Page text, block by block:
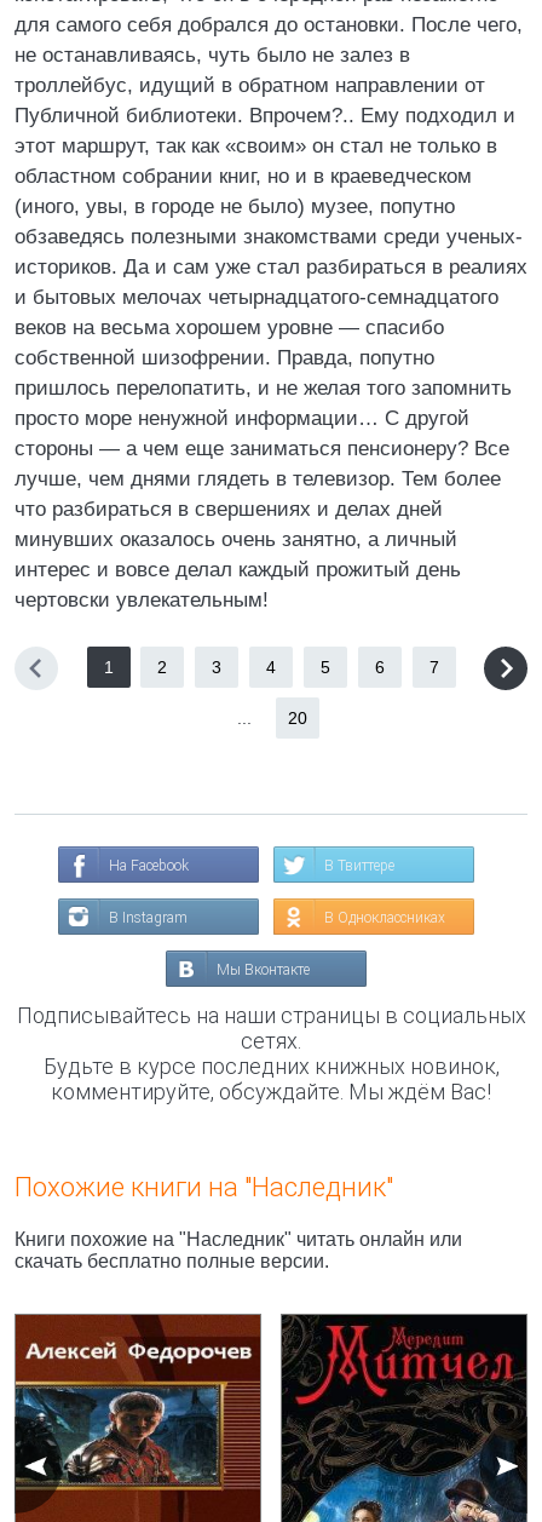
для самого себя добрался до остановки. После чего,
не останавливаясь, чуть было не залез в
троллейбус, идущий в обратном направлении от
Публичной библиотеки. Впрочем?.. Ему подходил и
этот маршрут, так как «своим» он стал не только в
областном собрании книг, но и в краеведческом
(иного, увы, в городе не было) музее, попутно
обзаведясь полезными знакомствами среди ученых-
историков. Да и сам уже стал разбираться в реалиях
и бытовых мелочах четырнадцатого-семнадцатого
веков на весьма хорошем уровне — спасибо
собственной шизофрении. Правда, попутно
пришлось перелопатить, и не желая того запомнить
просто море ненужной информации… С другой
стороны — а чем еще заниматься пенсионеру? Все
лучше, чем днями глядеть в телевизор. Тем более
что разбираться в свершениях и делах дней
минувших оказалось очень занятно, а личный
интерес и вовсе делал каждый прожитый день
чертовски увлекательным!
1 2 3 4 5 6 7
20
На Facebook В Твиттере
В Instagram В Одноклассниках
Мы Вконтакте
Подписывайтесь на наши страницы в социальных
сетях.
Будьте в курсе последних книжных новинок,
комментируйте, обсуждайте. Мы ждём Вас!
Похожие книги на "Наследник"
Книги похожие на "Наследник" читать онлайн или
скачать бесплатно полные версии.